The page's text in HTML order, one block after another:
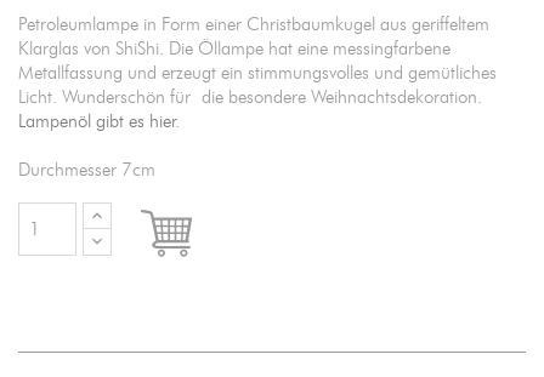
Petroleumlampe in Form einer Christbaumkugel aus geriffeltem
Klarglas von ShiShi. Die Öllampe hat eine messingfarbene
Metallfassung und erzeugt ein stimmungsvolles und gemütliches
Licht. Wunderschön für die besondere Weihnachtsdekoration.
Lampenöl gibt es hier.
Durchmesser 7cm
